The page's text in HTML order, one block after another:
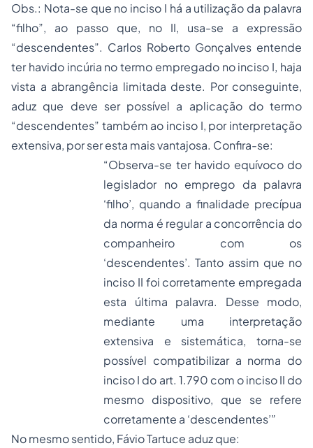
Obs.: Nota-se que no inciso I há a utilização da palavra
“filho”, ao passo que, no II, usa-se a expressão
“descendentes”. Carlos Roberto Gonçalves entende
ter havido incúria no termo empregado no inciso I, haja
vista a abrangência limitada deste. Por conseguinte,
aduz que deve ser possível a aplicação do termo
“descendentes” também ao inciso I, por interpretação
extensiva, por ser esta mais vantajosa. Confira-se:
“Observa-se ter havido equívoco do
legislador no emprego da palavra
‘filho’, quando a finalidade precípua
da norma é regular a concorrência do
companheiro com os
‘descendentes’. Tanto assim que no
inciso II foi corretamente empregada
esta última palavra. Desse modo,
mediante uma interpretação
extensiva e sistemática, torna-se
possível compatibilizar a norma do
inciso I do art. 1.790 com o inciso II do
mesmo dispositivo, que se refere
corretamente a ‘descendentes’”
No mesmo sentido, Fávio Tartuce aduz que: